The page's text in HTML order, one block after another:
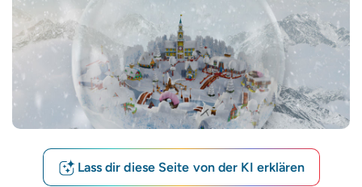
Lass dir diese Seite von der KI erklären